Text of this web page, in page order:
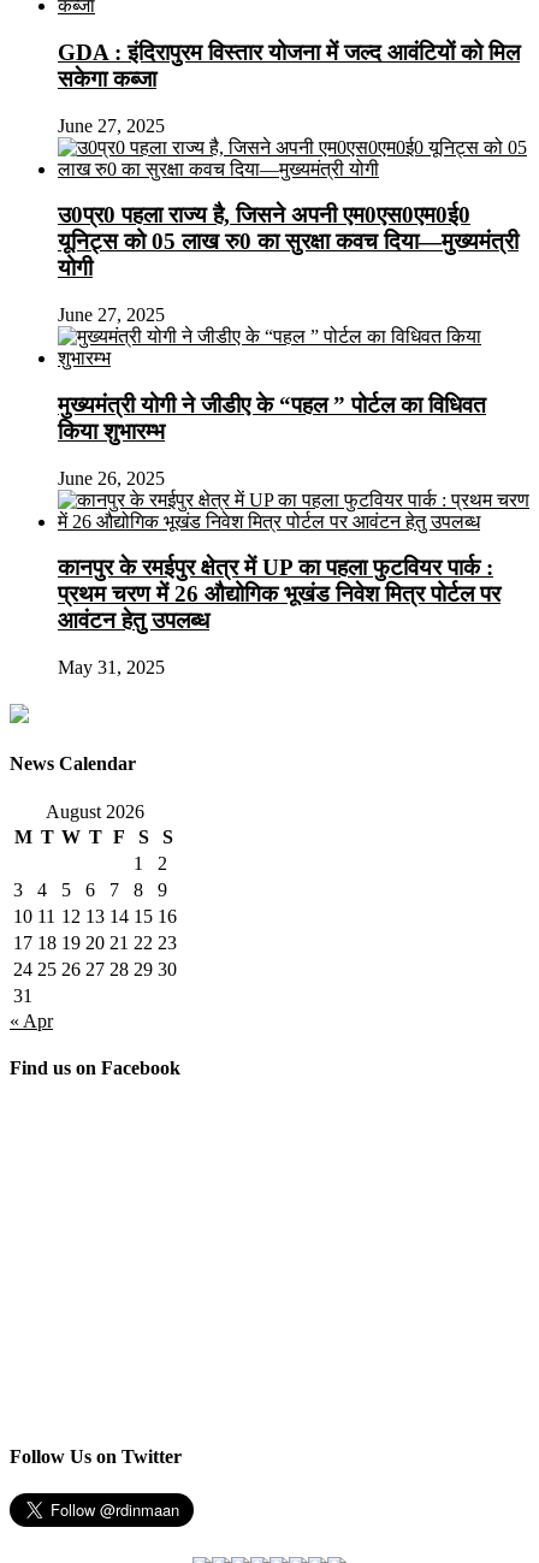
GDA : इंदिरापुरम विस्तार योजना में जल्द आवंटियों को मिल
सकेगा कब्जा
June 27, 2025
उ0प्र0 पहला राज्य है, जिसने अपनी एम0एस0एम0ई0
यूनिट्स को 05 लाख रु0 का सुरक्षा कवच दिया—मुख्यमंत्री
योगी
June 27, 2025
मुख्यमंत्री योगी ने जीडीए के “पहल ” पोर्टल का विधिवत
किया शुभारम्भ
June 26, 2025
कानपुर के रमईपुर क्षेत्र में UP का पहला फुटवियर पार्क :
प्रथम चरण में 26 औद्योगिक भूखंड निवेश मित्र पोर्टल पर
आवंटन हेतु उपलब्ध
May 31, 2025
News Calendar
August 2026
M T W T F S
S
1
2
3
4 5 6 7 8
9
10 11 12 13 14 15 16
17 18 19 20 21 22 23
24 25 26 27 28 29 30
31
« Apr
Find us on Facebook
Follow Us on Twitter